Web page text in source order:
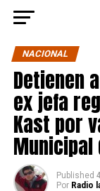
NACIONAL
Detienen
ex jefa
Kast por
Municipal
Published
Por Radio